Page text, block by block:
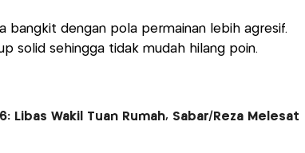
bangkit dengan pola permainan lebih agresif.
solid sehingga tidak mudah hilang poin.
Libas Wakil Tuan Rumah, Sabar/Reza Melesat